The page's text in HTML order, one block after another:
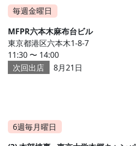
毎週金曜日
MFPR六本木麻布台ビル
東京都港区六本木1-8-7
11:30 〜 14:00
次回出店
8月21日
6週毎月曜日